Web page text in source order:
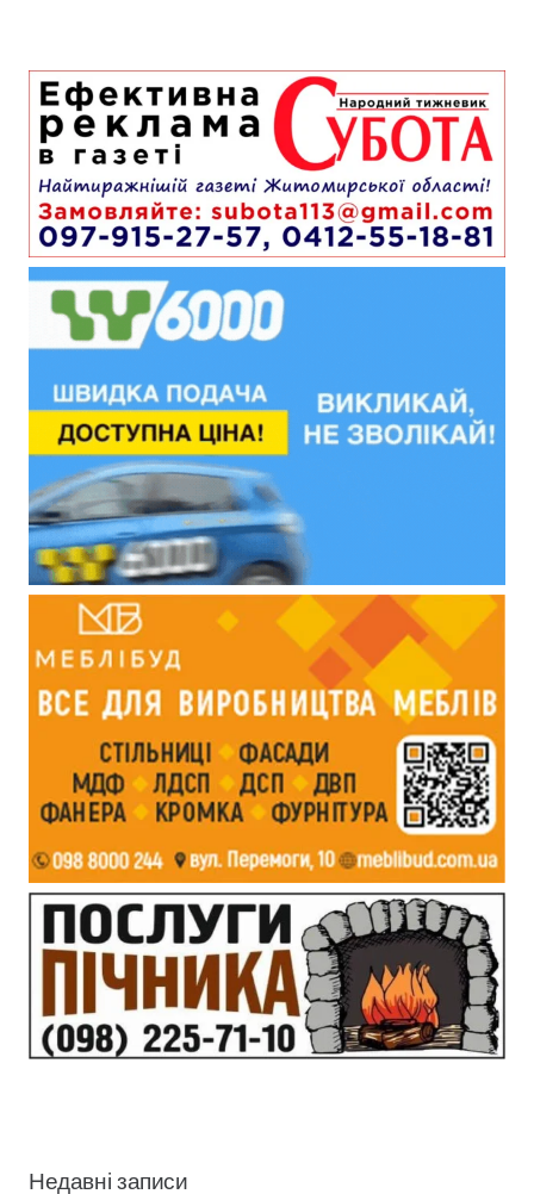
Недавні записи